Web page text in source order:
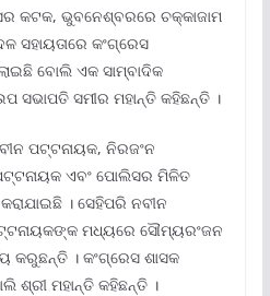
କଟକ, ଭୁବନେଶ୍ବରରେ ଚକ୍କାଜାମ
ସହାୟତାରେ କଂଗ୍ରେସ
ବୋଲି ଏକ ସାମ୍ବାଦିକ
ସଭାପତି ସମୀର ମହାନ୍ତି କହିଛନ୍ତି ।
ପଟ୍ଟନାୟକ, ନିରଜଂନ
ଏବଂ ପୋଲିସର ମିଳିତ
। ସେହିପରି ନବୀନ
ମଧ୍ୟରେ ସୌମ୍ୟରଂଜନ
କରୁଛନ୍ତି । କଂଗ୍ରେସ ଶାସକ
ଶ୍ରୀ ମହାନ୍ତି କହିଛନ୍ତି ।